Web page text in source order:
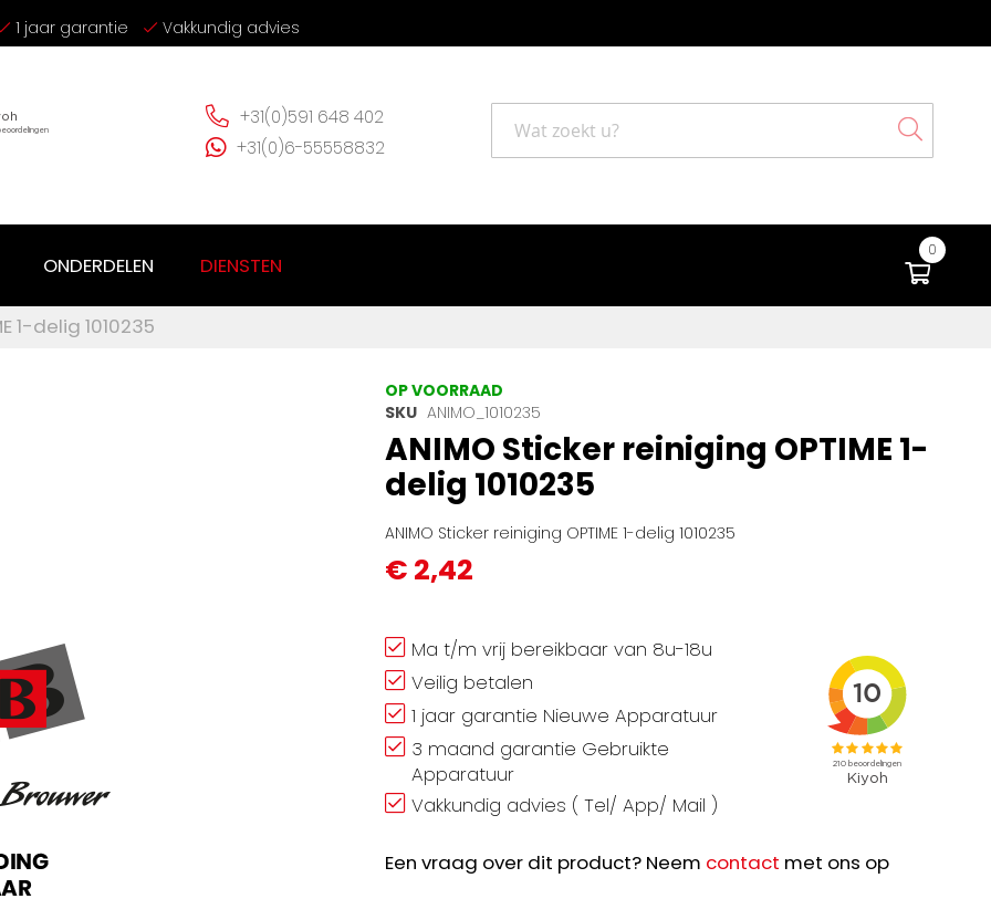
1 jaar garantie Vakkundig advies
+31(0)591 648 402
+31(0)6-55558832
Search
0
ONDERDELEN DIENSTEN
1-delig 1010235
OP VOORRAAD
SKU ANIMO_1010235
ANIMO Sticker reiniging OPTIME 1-
delig 1010235
ANIMO Sticker reiniging OPTIME 1-delig 1010235
€ 2,42
Ma t/m vrij bereikbaar van 8u-18u
Veilig betalen
1 jaar garantie Nieuwe Apparatuur
3 maand garantie Gebruikte
Apparatuur
Vakkundig advies ( Tel/ App/ Mail )
Een vraag over dit product? Neem contact met ons op